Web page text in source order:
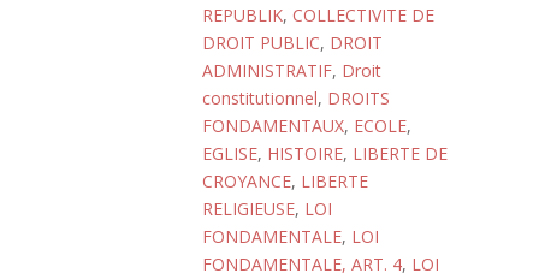
REPUBLIK, COLLECTIVITE DE
DROIT PUBLIC, DROIT
ADMINISTRATIF, Droit
constitutionnel, DROITS
FONDAMENTAUX, ECOLE,
EGLISE, HISTOIRE, LIBERTE DE
CROYANCE, LIBERTE
RELIGIEUSE, LOI
FONDAMENTALE, LOI
FONDAMENTALE, ART. 4, LOI